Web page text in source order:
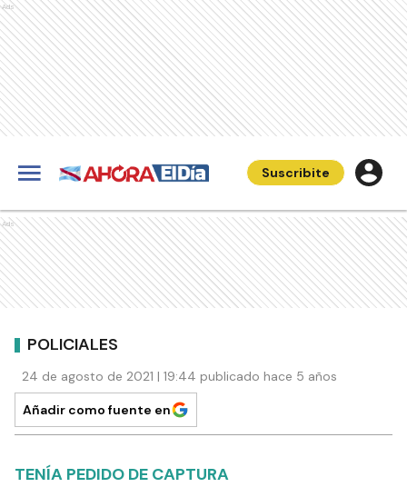
Ads
Suscribite
Ads
POLICIALES
24 de agosto de 2021 | 19:44 publicado hace 5 años
Añadir como fuente en
TENÍA PEDIDO DE CAPTURA